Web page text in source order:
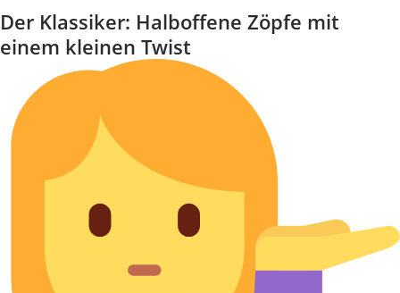
Der Klassiker: Halboffene Zöpfe mit
einem kleinen Twist